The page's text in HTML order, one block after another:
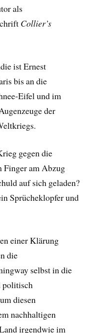
als
Collier’s
ist Ernest
bis an die
Eifel und im
der
gegen die
Finger am Abzug
auf sich geladen?
Sprücheklopfer und
einer Klärung
die
selbst in die
politisch
diesen
nachhaltigen
irgendwie im